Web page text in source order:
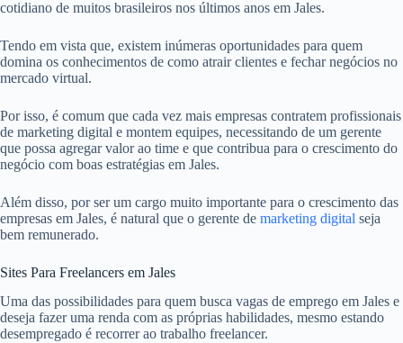
cotidiano de muitos brasileiros nos últimos anos em Jales.
Tendo em vista que, existem inúmeras oportunidades para quem
domina os conhecimentos de como atrair clientes e fechar negócios no
mercado virtual.
Por isso, é comum que cada vez mais empresas contratem profissionais
de marketing digital e montem equipes, necessitando de um gerente
que possa agregar valor ao time e que contribua para o crescimento do
negócio com boas estratégias em Jales.
Além disso, por ser um cargo muito importante para o crescimento das
empresas em Jales, é natural que o gerente de marketing digital seja
bem remunerado.
Sites Para Freelancers em Jales
Uma das possibilidades para quem busca vagas de emprego em Jales e
deseja fazer uma renda com as próprias habilidades, mesmo estando
desempregado é recorrer ao trabalho freelancer.